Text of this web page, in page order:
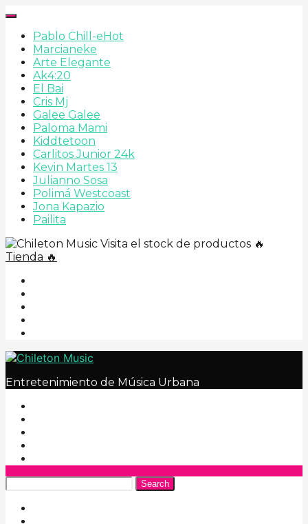
Pablo Chill-eHot
Marcianeke
Arte Elegante
Ak4:20
El Bai
Cris Mj
Galee Galee
Paloma Mami
Kiddtetoon
Carlitos Junior 24k
Kevin Martes 13
Julianno Sosa
Polimá Westcoast
Jona Kapazio
Pailita
Visita el stock de productos 🔥
Tienda 🔥
Entretenimiento de Música Urbana
Search